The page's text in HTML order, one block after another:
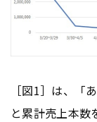
［図1］は、
と累計売上本数